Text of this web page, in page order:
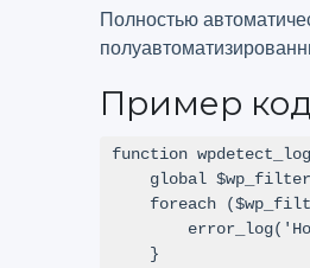
Полностью
Пример
function